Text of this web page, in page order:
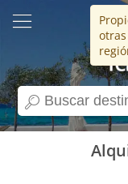
search